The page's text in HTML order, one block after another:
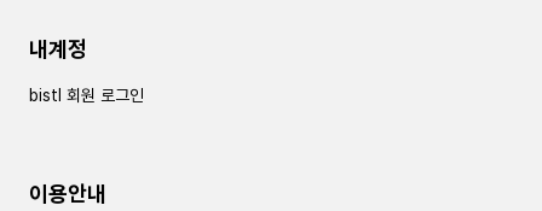
내계정
bistl 회원 로그인
이용안내